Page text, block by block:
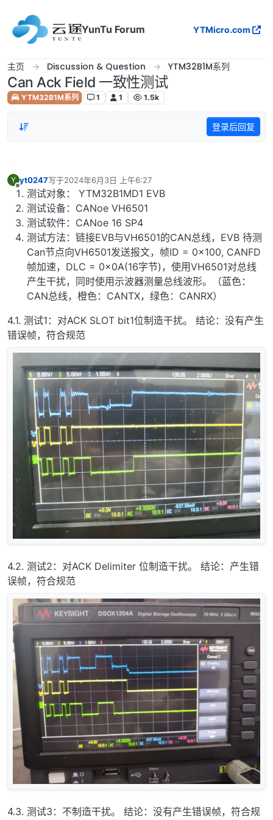
YunTu Forum
YTMicro.com
主页 Discussion & Question YTM32B1M系列
Can Ack Field 一致性测试
YTM32B1M系列 1 1 1.5k
登录后回复
Y
离线
yt0247写于2024年6月3日 上午6:27
最后由 编辑
测试对象： YTM32B1MD1 EVB
测试设备：CANoe VH6501
测试软件：CANoe 16 SP4
测试方法：链接EVB与VH6501的CAN总线，EVB 待测
Can节点向VH6501发送报文，帧ID = 0x100, CANFD
帧加速，DLC = 0x0A(16字节)，使用VH6501对总线
产生干扰，同时使用示波器测量总线波形。（蓝色：
CAN总线，橙色：CANTX，绿色：CANRX）
4.1. 测试1：对ACK SLOT bit1位制造干扰。 结论：没有产生
错误帧，符合规范
4.2. 测试2：对ACK Delimiter 位制造干扰。 结论：产生错
误帧，符合规范
4.3. 测试3：不制造干扰。 结论：没有产生错误帧，符合规